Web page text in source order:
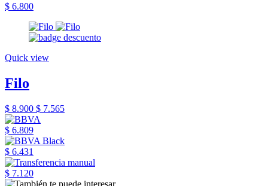
$ 6.800
Quick view
Filo
$ 8.900 $ 7.565
$ 6.809
$ 6.431
$ 7.120